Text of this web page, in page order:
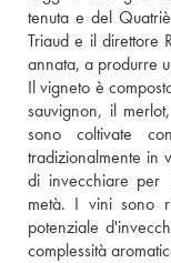
tenuta e del
Triaud e il direttore
annata, a produrre
Il vigneto è
sauvignon, il
sono coltivate
tradizionalmente in
di invecchiare per
metà. I vini sono
potenziale
complessità